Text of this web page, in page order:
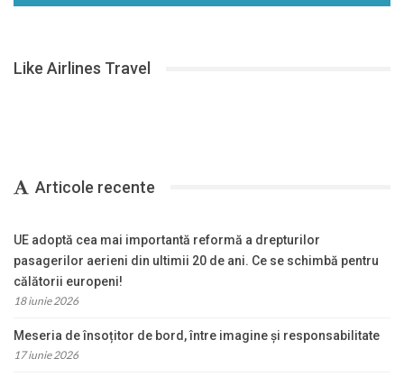
Like Airlines Travel
Articole recente
UE adoptă cea mai importantă reformă a drepturilor
pasagerilor aerieni din ultimii 20 de ani. Ce se schimbă pentru
călătorii europeni!
18 iunie 2026
Meseria de însoțitor de bord, între imagine și responsabilitate
17 iunie 2026